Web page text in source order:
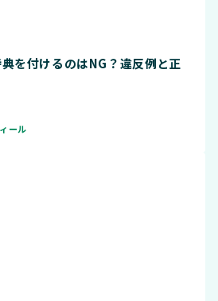
を付けるのはNG？違反例と正
ール